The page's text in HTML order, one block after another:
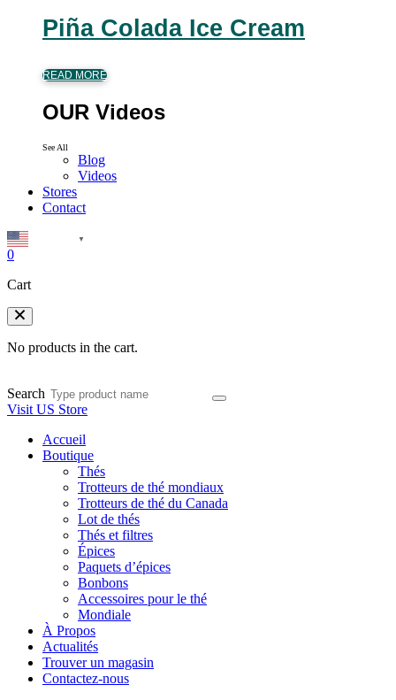
Piña Colada Ice Cream
READ MORE
OUR Videos
See All
Blog
Videos
Stores
Contact
▼
0
Cart
No products in the cart.
Search
Visit US Store
Accueil
Boutique
Thés
Trotteurs de thé mondiaux
Trotteurs de thé du Canada
Lot de thés
Thés et filtres
Épices
Paquets d’épices
Bonbons
Accessoires pour le thé
Mondiale
À Propos
Actualités
Trouver un magasin
Contactez-nous